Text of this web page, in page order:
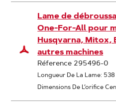
Lame de
One-For-All pour
Husqvarna, Mitox,
autres machines
Réference 295496-0
Longueur De La Lame: 538
Dimensions De L’orifice